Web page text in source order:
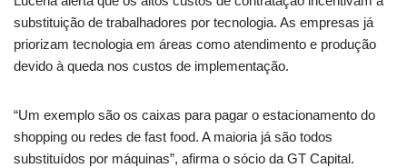
substituição de trabalhadores por tecnologia. As empresas já
priorizam tecnologia em áreas como atendimento e produção
devido à queda nos custos de implementação.
“Um exemplo são os caixas para pagar o estacionamento do
shopping ou redes de fast food. A maioria já são todos
substituídos por máquinas”, afirma o sócio da GT Capital.